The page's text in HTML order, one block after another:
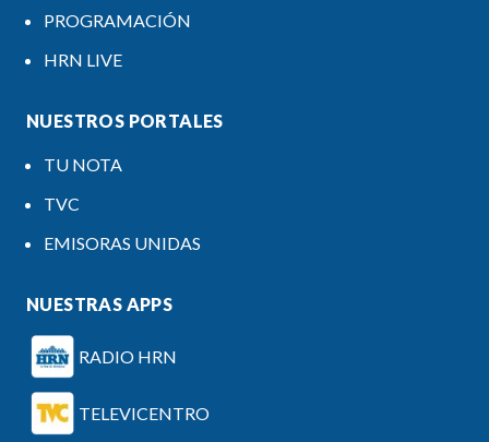
PROGRAMACIÓN
HRN LIVE
NUESTROS PORTALES
TU NOTA
TVC
EMISORAS UNIDAS
NUESTRAS APPS
RADIO HRN
TELEVICENTRO